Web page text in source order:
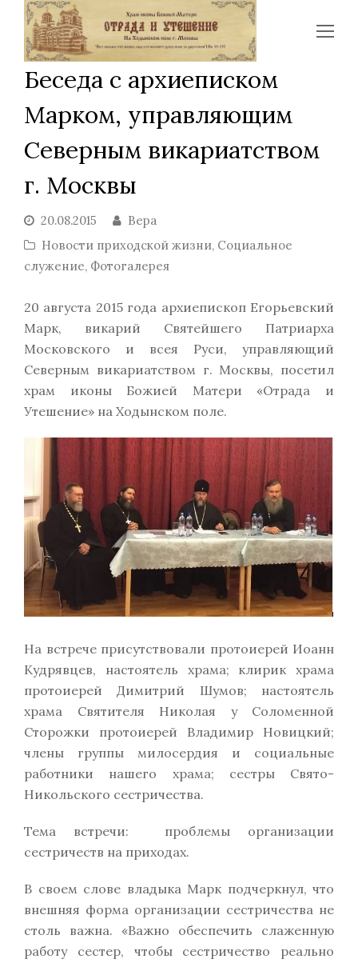
Беседа с архиеписком
Марком, управляющим
Северным викариатством
г. Москвы
20.08.2015
Вера
Новости приходской жизни, Социальное
служение, Фотогалерея
20 августа 2015 года архиепископ Егорьевский
Марк, викарий Святейшего Патриарха
Московского и всея Руси, управляющий
Северным викариатством г. Москвы, посетил
храм иконы Божией Матери «Отрада и
Утешение» на Ходынском поле.
На встрече присутствовали протоиерей Иоанн
Кудрявцев, настоятель храма; клирик храма
протоиерей Димитрий Шумов; настоятель
храма Святителя Николая у Соломенной
Сторожки протоиерей Владимир Новицкий;
члены группы милосердия и социальные
работники нашего храма; сестры Свято-
Никольского сестричества.
Тема встречи: проблемы организации
сестричеств на приходах.
В своем слове владыка Марк подчеркнул, что
внешняя форма организации сестричества не
столь важна. «Важно обеспечить слаженную
работу сестер, чтобы сестричество реально